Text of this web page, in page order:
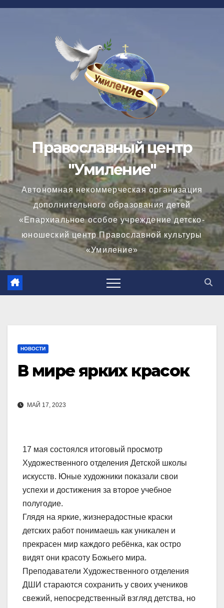
Перейти
Православный центр
"Умиление"
Автономная некоммерческая организация
дополнительного образования детей
«Епархиальное особое учреждение детско-
юношеский центр Православной культуры
«Умиление»
НОВОСТИ
В мире ярких красок
МАЙ 17, 2023
17 мая состоялся итоговый просмотр
Художественного отделения Детской школы
искусств. Юные художники показали свои
успехи и достижения за второе учебное
полугодие.
Глядя на яркие, жизнерадостные краски
детских работ понимаешь как уникален и
прекрасен мир каждого ребёнка, как остро
видят они красоту Божьего мира.
Преподаватели Художественного отделения
ДШИ стараются сохранить у своих учеников
свежий, непосредственный взгляд детства, но